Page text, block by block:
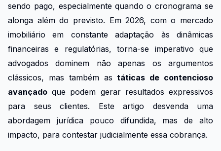
sendo pago, especialmente quando o cronograma se
alonga além do previsto. Em 2026, com o mercado
imobiliário em constante adaptação às dinâmicas
financeiras e regulatórias, torna-se imperativo que
advogados dominem não apenas os argumentos
clássicos, mas também astáticas de contencioso
avançado que podem gerar resultados expressivos
para seus clientes. Este artigo desvenda uma
abordagem jurídica pouco difundida, mas de alto
impacto, para contestar judicialmente essa cobrança.